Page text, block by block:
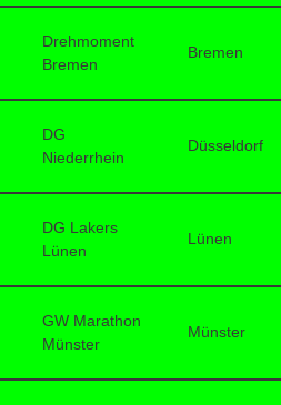
Drehmoment
Bremen
Bremen
DG
Niederrhein
Düsseldorf
DG Lakers
Lünen
Lünen
GW Marathon
Münster
Münster